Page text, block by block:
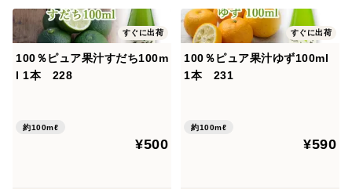
すぐに出荷
100％ピュア果汁すだち100m
l 1本 228
約100mℓ
¥500
すぐに出荷
100％ピュア果汁ゆず100ml
1本 231
約100mℓ
¥590